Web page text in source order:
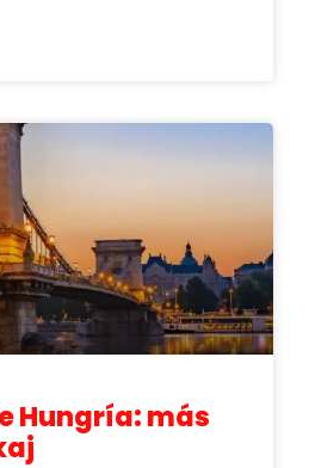
Hungría: más